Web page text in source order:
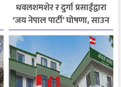
धवलशमशेर र दुर्गा प्रसाईंद्वारा
‘जय नेपाल पार्टी’ घोषणा, साउन
२८ मा आयोगमा दर्ता गर्ने तयारी